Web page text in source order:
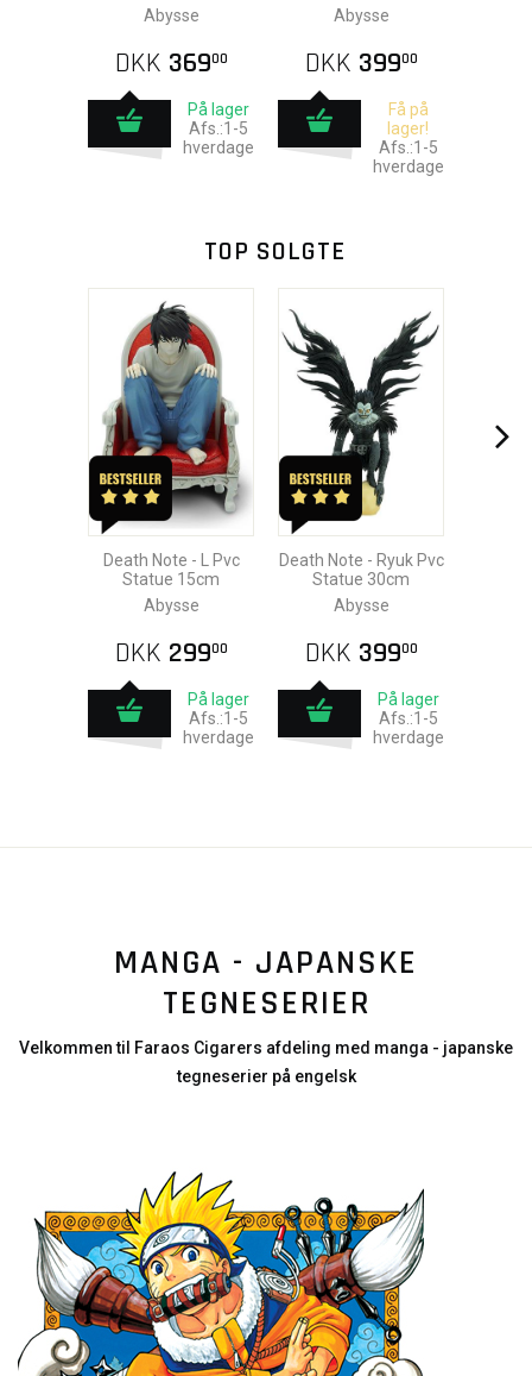
Abysse
DKK 36900
På lager
Afs.:1-5
hverdage
Abysse
DKK 39900
Få på
lager!
Afs.:1-5
hverdage
TOP SOLGTE
Death Note - L Pvc
Statue 15cm
Abysse
DKK 29900
På lager
Afs.:1-5
hverdage
Death Note - Ryuk Pvc
Statue 30cm
Abysse
DKK 39900
På lager
Afs.:1-5
hverdage
MANGA - JAPANSKE
TEGNESERIER
Velkommen til Faraos Cigarers afdeling med manga - japanske
tegneserier på engelsk